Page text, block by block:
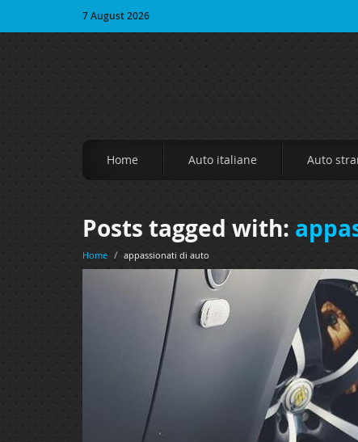
7 August 2026
Home Auto italiane Auto
Posts tagged with:
Home / appassionati di auto